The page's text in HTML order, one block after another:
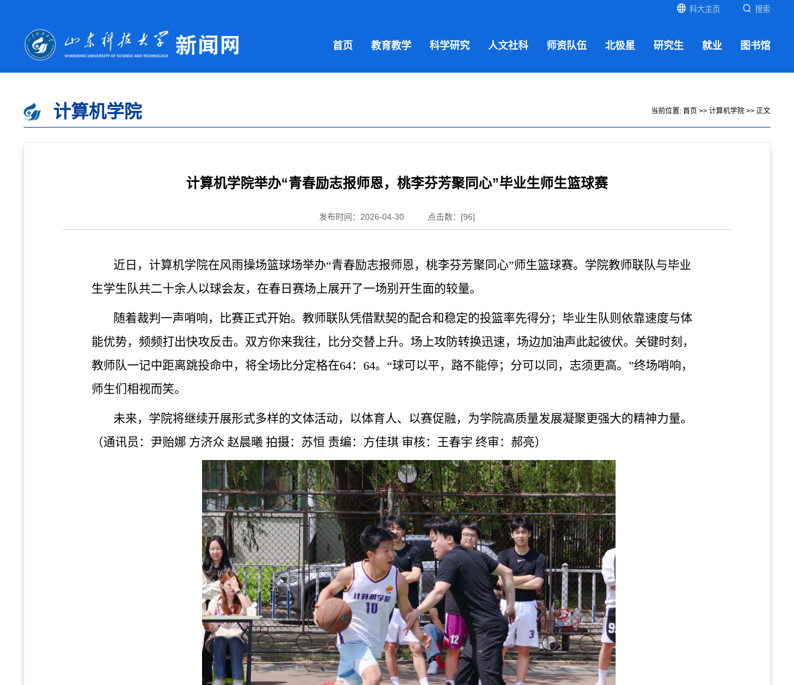
科大主页 搜索
首页 教育教学 科学研究 人文社科 师资队伍 北极星 研究生 就业 图书馆
计算机学院 当前位置: 首页 >> 计算机学院>> 正文
计算机学院举办“青春励志报师恩，桃李芬芳聚同心”毕业生师生篮球赛
发布时间：2026-04-30 点击数：[96]
近日，计算机学院在风雨操场篮球场举办“青春励志报师恩，桃李芬芳聚同心”师生篮球赛。学院教师联队与毕业
生学生队共二十余人以球会友，在春日赛场上展开了一场别开生面的较量。
随着裁判一声哨响，比赛正式开始。教师联队凭借默契的配合和稳定的投篮率先得分；毕业生队则依靠速度与体
能优势，频频打出快攻反击。双方你来我往，比分交替上升。场上攻防转换迅速，场边加油声此起彼伏。关键时刻，
教师队一记中距离跳投命中，将全场比分定格在64：64。 “球可以平，路不能停；分可以同，志须更高。”终场哨响，
师生们相视而笑。
未来， 学院将继续开展形式多样的文体活动，以体育人、以赛促融，为学院高质量发展凝聚更强大的精神力量。
（通讯员：尹贻娜 方济众 赵晨曦 拍摄：苏恒 责编：方佳琪 审核：王春宇 终审：郝亮）